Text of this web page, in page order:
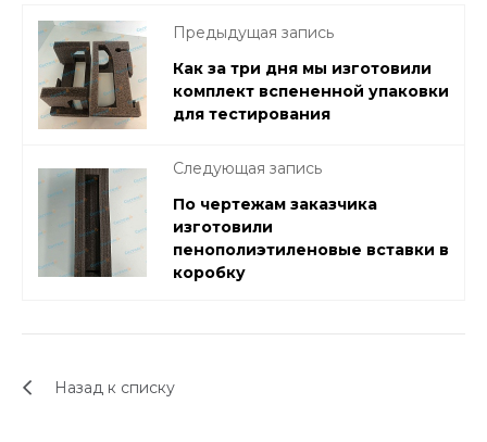
Предыдущая запись
Как за три дня мы изготовили
комплект вспененной упаковки
для тестирования
Следующая запись
По чертежам заказчика
изготовили
пенополиэтиленовые вставки в
коробку
Назад к списку